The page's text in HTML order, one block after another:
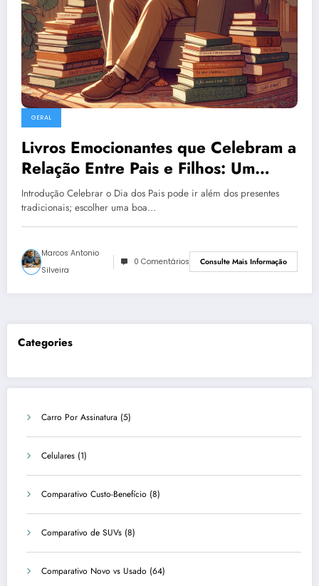
GERAL
Livros Emocionantes que Celebram a
Relação Entre Pais e Filhos: Um
Presente para o Dia dos Pais
Introdução Celebrar o Dia dos Pais pode ir além dos presentes
tradicionais; escolher uma boa…
Marcos Antonio
Silveira
0 Comentários Consulte Mais Informação
Categories
Carro Por Assinatura (5)
Celulares (1)
Comparativo Custo-Benefício (8)
Comparativo de SUVs (8)
Comparativo Novo vs Usado (64)